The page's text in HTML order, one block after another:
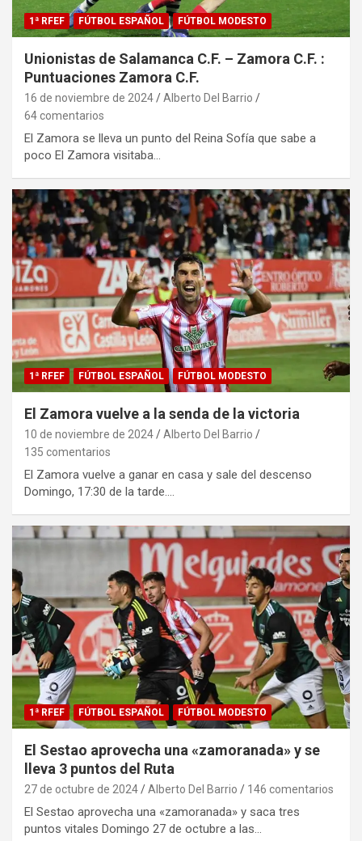
1ª RFEF FÚTBOL ESPAÑOL FÚTBOL MODESTO
Unionistas de Salamanca C.F. – Zamora C.F. :
Puntuaciones Zamora C.F.
16 de noviembre de 2024
Alberto Del Barrio
64 comentarios
El Zamora se lleva un punto del Reina Sofía que sabe a
poco El Zamora visitaba…
1ª RFEF FÚTBOL ESPAÑOL FÚTBOL MODESTO
El Zamora vuelve a la senda de la victoria
10 de noviembre de 2024
Alberto Del Barrio
135 comentarios
El Zamora vuelve a ganar en casa y sale del descenso
Domingo, 17:30 de la tarde.…
1ª RFEF FÚTBOL ESPAÑOL FÚTBOL MODESTO
El Sestao aprovecha una «zamoranada» y se
lleva 3 puntos del Ruta
27 de octubre de 2024 Alberto Del Barrio 146 comentarios
El Sestao aprovecha una «zamoranada» y saca tres
puntos vitales Domingo 27 de octubre a las…